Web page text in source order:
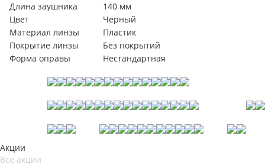
Длина заушника
140 мм
Цвет
Черный
Материал линзы
Пластик
Покрытие линзы
Без покрытий
Форма оправы
Нестандартная
Акции
Все акции